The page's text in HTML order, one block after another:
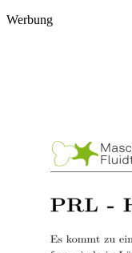
Werbung